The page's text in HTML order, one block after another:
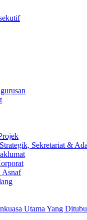
Sekretariat &
Asnaf
Utama Yang